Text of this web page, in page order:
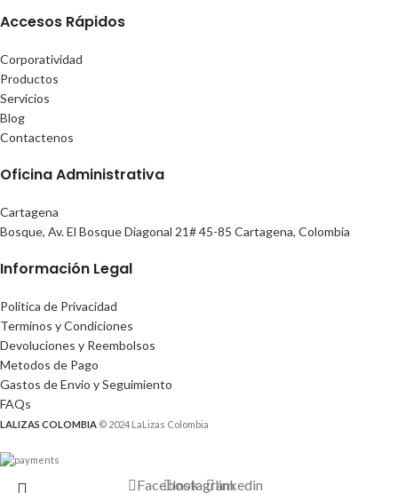
Accesos Rápidos
Corporatividad
Productos
Servicios
Blog
Contactenos
Oficina Administrativa
Cartagena
Bosque, Av. El Bosque Diagonal 21# 45-85 Cartagena, Colombia
Información Legal
Politica de Privacidad
Terminos y Condiciones
Devoluciones y Reembolsos
Metodos de Pago
Gastos de Envio y Seguimiento
FAQs
LALIZAS COLOMBIA © 2024 LaLizas Colombia
FacebookInstagramlinkedin